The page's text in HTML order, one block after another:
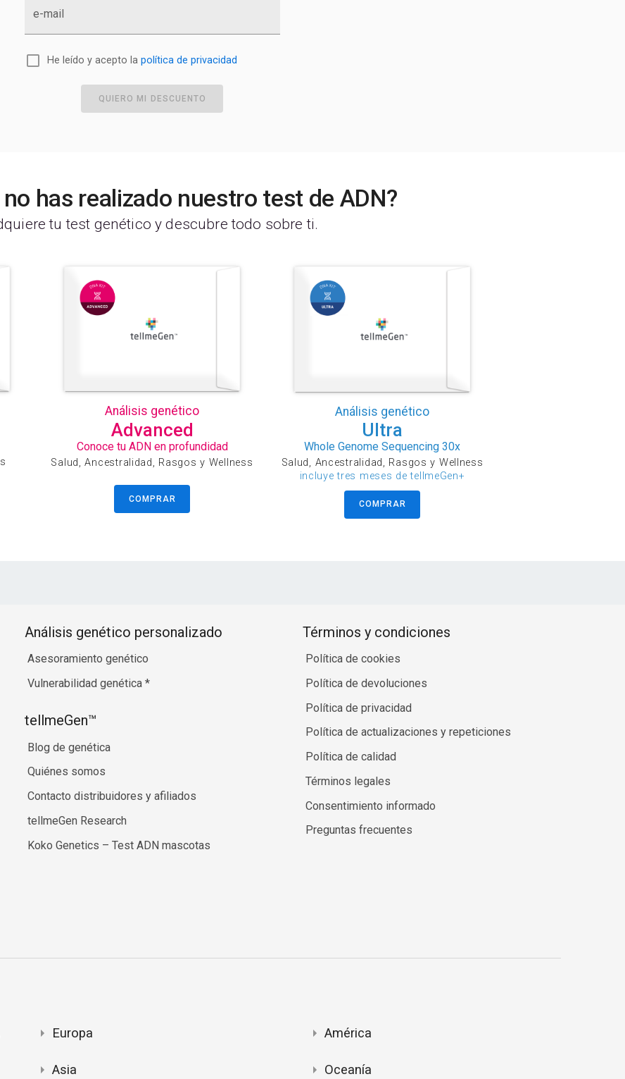
e-mail
He leído y acepto la política de privacidad
QUIERO MI DESCUENTO
no has realizado nuestro test de ADN?
tu test genético y descubre todo sobre ti.
Análisis genético
Advanced
Conoce tu ADN en profundidad
Salud, Ancestralidad, Rasgos y Wellness
COMPRAR
Análisis genético
Ultra
Whole Genome Sequencing 30x
Salud, Ancestralidad, Rasgos y Wellness
incluye tres meses de tellmeGen+
COMPRAR
Análisis genético personalizado
Asesoramiento genético
Vulnerabilidad genética *
tellmeGen™
Blog de genética
Quiénes somos
Contacto distribuidores y afiliados
tellmeGen Research
Koko Genetics – Test ADN mascotas
Términos y condiciones
Política de cookies
Política de devoluciones
Política de privacidad
Política de actualizaciones y repeticiones
Política de calidad
Términos legales
Consentimiento informado
Preguntas frecuentes
Europa
Asia
América
Oceanía